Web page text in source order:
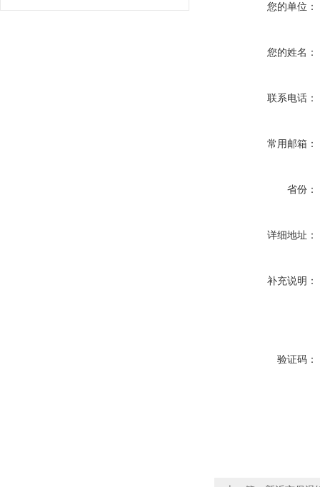
您的单位：
您的姓名：
联系电话：
常用邮箱：
省份：
详细地址：
补充说明：
验证码：